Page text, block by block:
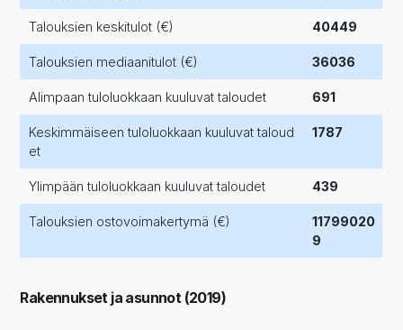
Talouksien keskitulot (€) 40449
Talouksien mediaanitulot (€) 36036
Alimpaan tuloluokkaan kuuluvat taloudet 691
Keskimmäiseen tuloluokkaan kuuluvat taloud
et
1787
Ylimpään tuloluokkaan kuuluvat taloudet 439
Talouksien ostovoimakertymä (€)
11799020
9
Rakennukset ja asunnot (2019)